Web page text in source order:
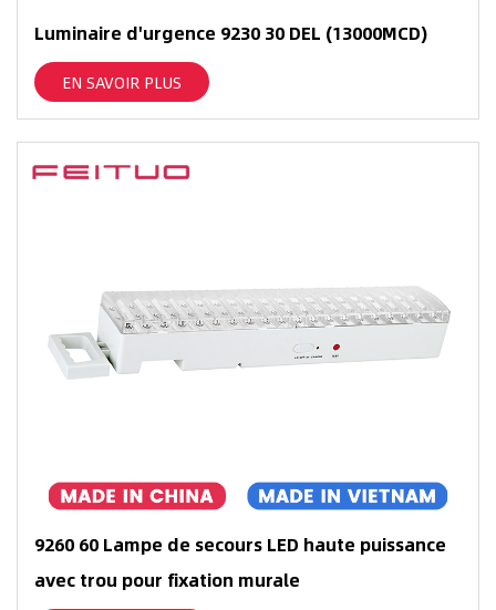
Luminaire d'urgence 9230 30 DEL (13000MCD)
EN SAVOIR PLUS
9260 60 Lampe de secours LED haute puissance
avec trou pour fixation murale